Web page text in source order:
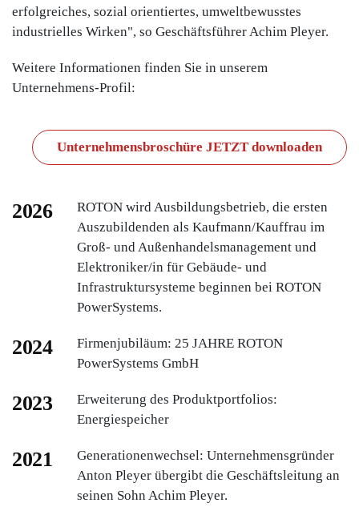
erfolgreiches, sozial orientiertes, umweltbewusstes
industrielles Wirken", so Geschäftsführer Achim Pleyer.
Weitere Informationen finden Sie in unserem
Unternehmens-Profil:
Unternehmensbroschüre JETZT downloaden
2026
ROTON wird Ausbildungsbetrieb, die ersten
Auszubildenden als Kaufmann/Kauffrau im
Groß- und Außenhandelsmanagement und
Elektroniker/in für Gebäude- und
Infrastruktursysteme beginnen bei ROTON
PowerSystems.
2024
Firmenjubiläum: 25 JAHRE ROTON
PowerSystems GmbH
2023
Erweiterung des Produktportfolios:
Energiespeicher
2021
Generationenwechsel: Unternehmensgründer
Anton Pleyer übergibt die Geschäftsleitung an
seinen Sohn Achim Pleyer.